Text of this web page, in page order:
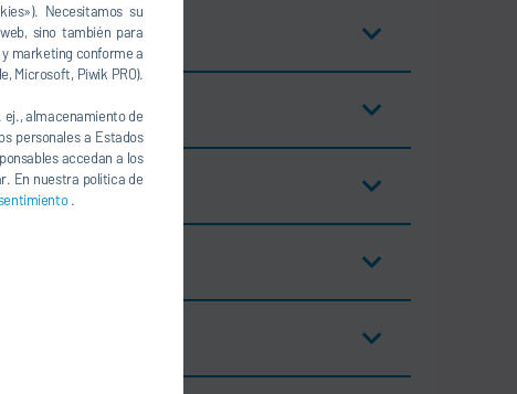
Necesitamos su
sino también para
marketing conforme a
Microsoft, Piwik PRO).
almacenamiento de
personales a Estados
accedan a los
En nuestra política de
.